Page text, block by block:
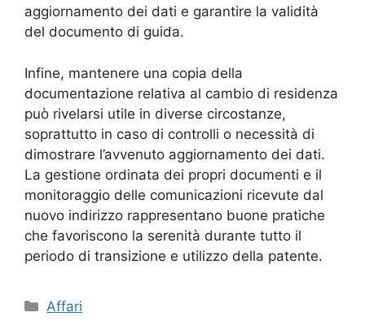
aggiornamento dei dati e garantire la validità
del documento di guida.
Infine, mantenere una copia della
documentazione relativa al cambio di residenza
può rivelarsi utile in diverse circostanze,
soprattutto in caso di controlli o necessità di
dimostrare l’avvenuto aggiornamento dei dati.
La gestione ordinata dei propri documenti e il
monitoraggio delle comunicazioni ricevute dal
nuovo indirizzo rappresentano buone pratiche
che favoriscono la serenità durante tutto il
periodo di transizione e utilizzo della patente.
Categorie
Affari